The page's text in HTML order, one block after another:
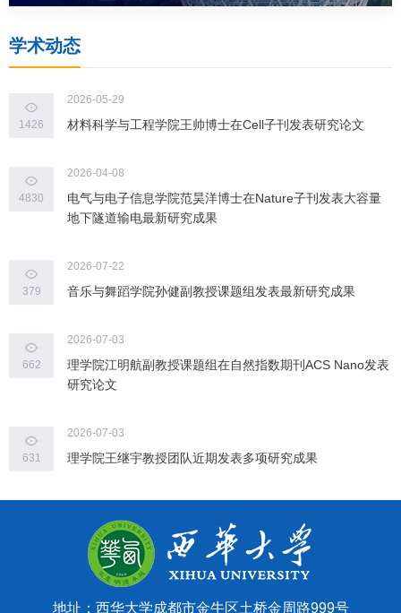
学术动态
1426
2026-05-29
材料科学与工程学院王帅博士在Cell子刊发表研究论文
4830
2026-04-08
电气与电子信息学院范昊洋博士在Nature子刊发表大容量
地下隧道输电最新研究成果
379
2026-07-22
音乐与舞蹈学院孙健副教授课题组发表最新研究成果
662
2026-07-03
理学院江明航副教授课题组在自然指数期刊ACS Nano发表
研究论文
631
2026-07-03
理学院王继宇教授团队近期发表多项研究成果
地址：西华大学成都市金牛区土桥金周路999号